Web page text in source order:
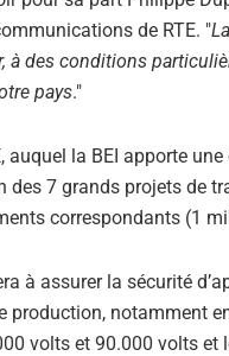
de RTE. "
des conditions
pays."
auquel la BEI apporte
7 grands projets de
correspondants (1
à assurer la sécurité
notamment
volts et 90.000 volts